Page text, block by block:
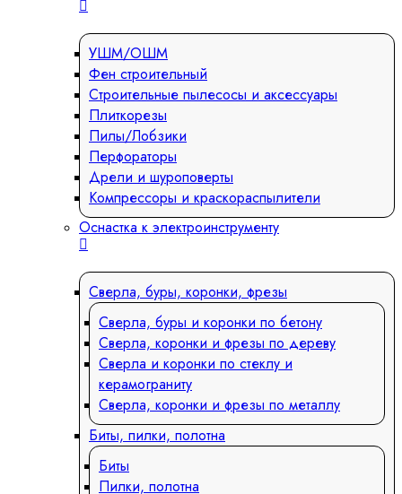
УШМ/ОШМ
Фен строительный
Строительные пылесосы и аксессуары
Плиткорезы
Пилы/Лобзики
Перфораторы
Дрели и шуроповерты
Компрессоры и краскораспылители
Оснастка к электроинструменту
Сверла, буры, коронки, фрезы
Сверла, буры и коронки по бетону
Сверла, коронки и фрезы по дереву
Сверла и коронки по стеклу и
керамограниту
Сверла, коронки и фрезы по металлу
Биты, пилки, полотна
Биты
Пилки, полотна